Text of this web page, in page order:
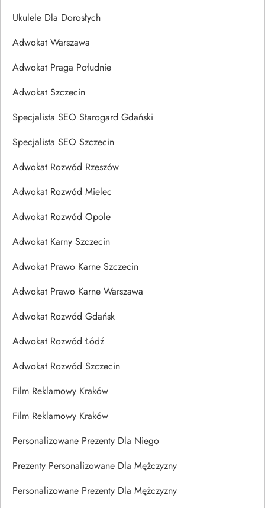
Ukulele Dla Dorosłych
Adwokat Warszawa
Adwokat Praga Południe
Adwokat Szczecin
Specjalista SEO Starogard Gdański
Specjalista SEO Szczecin
Adwokat Rozwód Rzeszów
Adwokat Rozwód Mielec
Adwokat Rozwód Opole
Adwokat Karny Szczecin
Adwokat Prawo Karne Szczecin
Adwokat Prawo Karne Warszawa
Adwokat Rozwód Gdańsk
Adwokat Rozwód Łódź
Adwokat Rozwód Szczecin
Film Reklamowy Kraków
Film Reklamowy Kraków
Personalizowane Prezenty Dla Niego
Prezenty Personalizowane Dla Mężczyzny
Personalizowane Prezenty Dla Mężczyzny